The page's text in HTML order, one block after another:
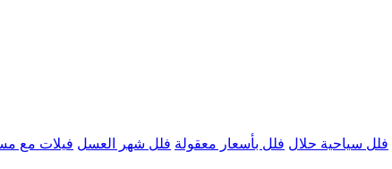
فلل سياحية حلال فلل بأسعار معقولة فلل شهر العسل فيلات مع